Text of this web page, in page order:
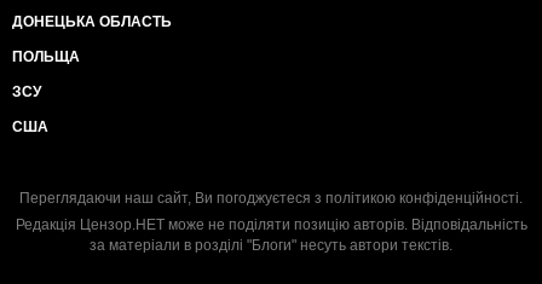
ДОНЕЦЬКА ОБЛАСТЬ
ПОЛЬЩА
ЗСУ
США
Переглядаючи наш сайт, Ви погоджуєтеся з політикою конфіденційності.
Редакція Цензор.НЕТ може не поділяти позицію авторів. Відповідальність
за матеріали в розділі "Блоги" несуть автори текстів.